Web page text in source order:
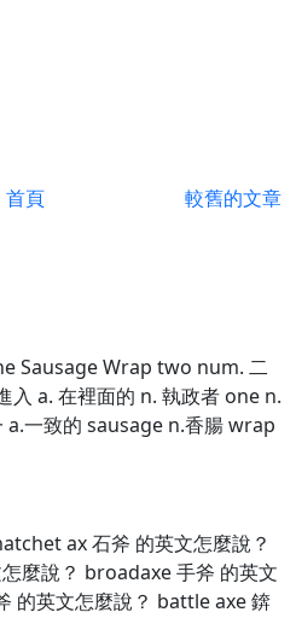
較舊的文章
首頁
Sausage Wrap two num. 二
a. 在裡面的 n. 執政者 one n.
一致的 sausage n.香腸 wrap
ax 石斧 的英文怎麼說？
麼說？ broadaxe 手斧 的英文
的英文怎麼說？ battle axe 錛